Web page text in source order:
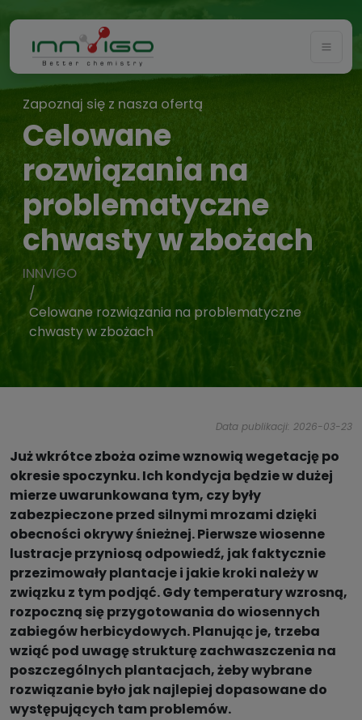
Zapoznaj się z nasza ofertą
Celowane
rozwiązania na
problematyczne
chwasty w zbożach
INNVIGO
Celowane rozwiązania na problematyczne
chwasty w zbożach
Data publikacji: 2026-03-23
Już wkrótce zboża ozime wznowią wegetację po
okresie spoczynku. Ich kondycja będzie w dużej
mierze uwarunkowana tym, czy były
zabezpieczone przed silnymi mrozami dzięki
obecności okrywy śnieżnej. Pierwsze wiosenne
lustracje przyniosą odpowiedź, jak faktycznie
przezimowały plantacje i jakie kroki należy w
związku z tym podjąć. Gdy temperatury wzrosną,
rozpoczną się przygotowania do wiosennych
zabiegów herbicydowych. Planując je, trzeba
wziąć pod uwagę strukturę zachwaszczenia na
poszczególnych plantacjach, żeby wybrane
rozwiązanie było jak najlepiej dopasowane do
występujących tam problemów.